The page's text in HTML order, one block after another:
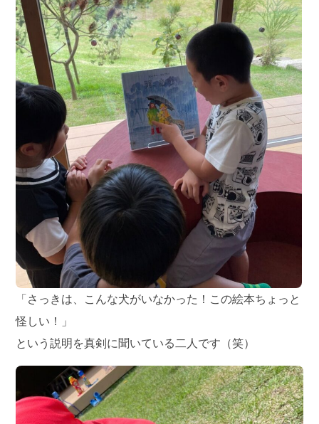
「さっきは、こんな犬がいなかった！この絵本ちょっと
怪しい！」
という説明を真剣に聞いている二人です（笑）